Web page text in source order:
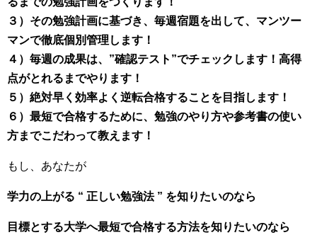
３）その勉強計画に基づき、毎週宿題を出して、マンツー
マンで徹底個別管理します！
４）毎週の成果は、”確認テスト”でチェックします！高得
点がとれるまでやります！
５）絶対早く効率よく逆転合格することを目指します！
６）最短で合格するために、勉強のやり方や参考書の使い
方までこだわって教えます！
もし、あなたが
学力の上がる “ 正しい勉強法 ” を知りたいのなら
目標とする大学へ最短で合格する方法を知りたいのなら